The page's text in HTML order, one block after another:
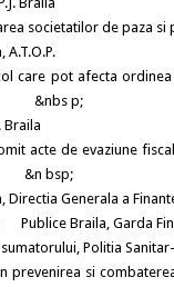
societatilor de paza si
care pot afecta
orice fel. &nbs p;
acte de evaziune
&n bsp;
Generala a
Garda
Politia Sanitar-
si